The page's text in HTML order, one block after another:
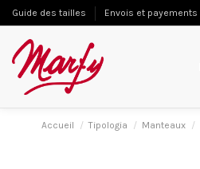
Guide des tailles Envois et payements
Accueil Tipologia Manteaux